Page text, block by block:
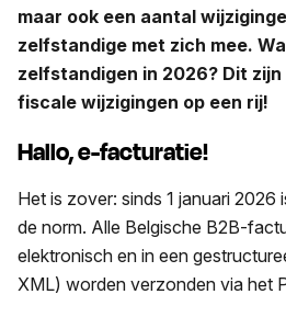
maar ook een aantal
zelfstandige met zich mee.
zelfstandigen in 2026? Dit
fiscale wijzigingen op een rij!
Hallo, e-facturatie!
Het is zover: sinds 1 januari
de norm. Alle Belgische B2B-
elektronisch en in een
XML) worden verzonden via het